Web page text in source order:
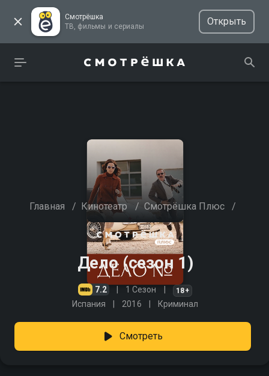
Смотрёшка
ТВ, фильмы и сериалы
Открыть
Главная / Кинотеатр / Смотрёшка Плюс /
Дело (сезон 1)
7.2 1 Сезон 18+
Испания 2016 Криминал
Смотреть